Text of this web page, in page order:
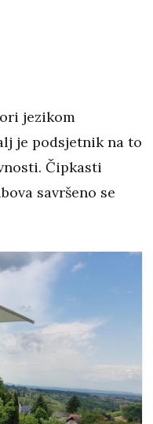
jezikom
je podsjetnik na to
Čipkasti
savršeno se